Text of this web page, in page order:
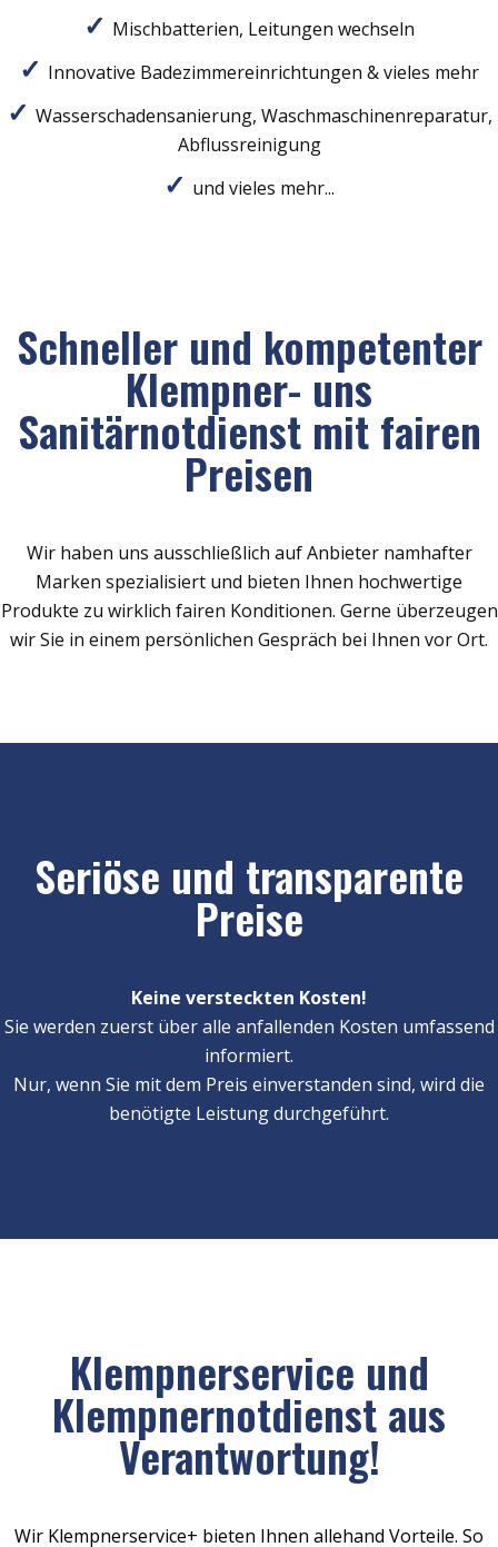
Mischbatterien, Leitungen wechseln
Innovative Badezimmereinrichtungen & vieles mehr
Wasserschadensanierung, Waschmaschinenreparatur,
Abflussreinigung
und vieles mehr...
Schneller und kompetenter
Klempner- uns
Sanitärnotdienst mit fairen
Preisen
Wir haben uns ausschließlich auf Anbieter namhafter
Marken spezialisiert und bieten Ihnen hochwertige
Produkte zu wirklich fairen Konditionen. Gerne überzeugen
wir Sie in einem persönlichen Gespräch bei Ihnen vor Ort.
Seriöse und transparente
Preise
Keine versteckten Kosten!
Sie werden zuerst über alle anfallenden Kosten umfassend
informiert.
Nur, wenn Sie mit dem Preis einverstanden sind, wird die
benötigte Leistung durchgeführt.
Klempnerservice und
Klempnernotdienst aus
Verantwortung!
Wir Klempnerservice+ bieten Ihnen allehand Vorteile. So